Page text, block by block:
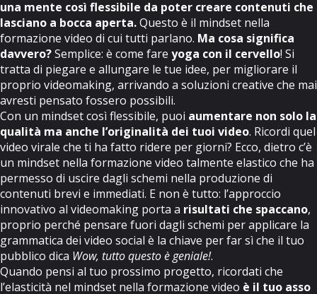
una mente così flessibile da poter creare contenuti che
lasciano a bocca aperta.Questo è il mindset nella
formazione video di cui tutti parlano. Ma cosa significa
davvero?Semplice: è come fare yoga con il cervello! Si
tratta di piegare e allungare le tue idee, per migliorare il
proprio videomaking, arrivando a soluzioni creative che mai
avresti pensato fossero possibili.
Con un mindset così flessibile, puoi aumentare non solo la
qualità ma anche l’originalità dei tuoi video. Ricordi quel
video virale che ti ha fatto ridere per giorni? Ecco, dietro c’è
un mindset nella formazione video talmente elastico che ha
permesso di uscire dagli schemi nella produzione di
contenuti brevi e immediati. E non è tutto: l’approccio
innovativo al videomaking porta a risultati che spaccano,
proprio perché pensare fuori dagli schemi per applicare la
grammatica dei video social è la chiave per far sì che il tuo
pubblico dica Wow, tutto questo è geniale!.
Quando pensi al tuo prossimo progetto, ricordati che
l’elasticità nel mindset nella formazione video è il tuo asso